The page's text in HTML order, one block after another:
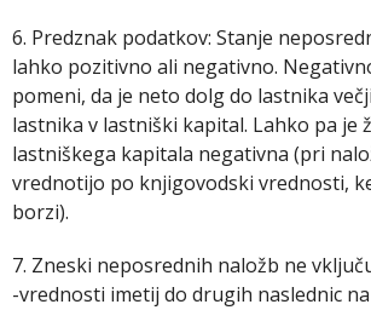
6. Predznak podatkov: Stanje
lahko pozitivno ali negativno.
pomeni, da je neto dolg do lastnika
lastnika v lastniški kapital. Lahko pa je
lastniškega kapitala negativna (pri
vrednotijo po knjigovodski vrednosti,
borzi).
7. Zneski neposrednih naložb ne
-vrednosti imetij do drugih naslednic